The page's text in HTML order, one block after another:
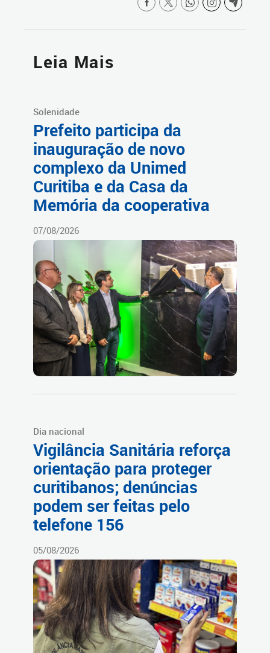
Leia Mais
Solenidade
Prefeito participa da
inauguração de novo
complexo da Unimed
Curitiba e da Casa da
Memória da cooperativa
07/08/2026
Dia nacional
Vigilância Sanitária reforça
orientação para proteger
curitibanos; denúncias
podem ser feitas pelo
telefone 156
05/08/2026